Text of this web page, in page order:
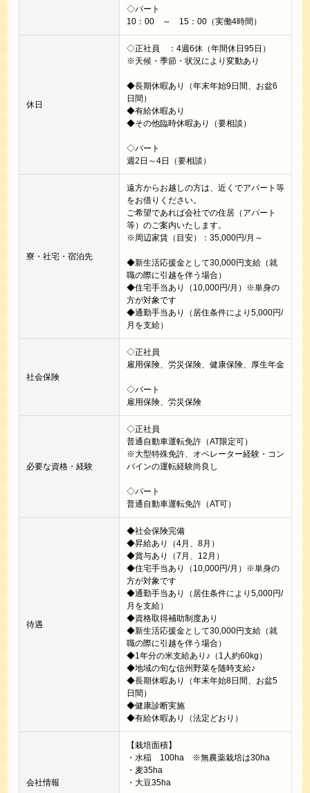
◇パート
10：00 ～ 15：00（実働4時間）
休日
◇正社員 ：4週6休（年間休日95日）
※天候・季節・状況により変動あり
◆長期休暇あり（年末年始9日間、お盆6
日間）
◆有給休暇あり
◆その他臨時休暇あり（要相談）
◇パート
週2日～4日（要相談）
寮・社宅・宿泊先
遠方からお越しの方は、近くでアパート等
をお借りください。
ご希望であれば会社での住居（アパート
等）のご案内いたします。
※周辺家賃（目安）：35,000円/月～
◆新生活応援金として30,000円支給（就
職の際に引越を伴う場合）
◆住宅手当あり（10,000円/月）※単身の
方が対象です
◆通勤手当あり（居住条件により5,000円/
月を支給）
社会保険
◇正社員
雇用保険、労災保険、健康保険、厚生年金
◇パート
雇用保険、労災保険
必要な資格・経験
◇正社員
普通自動車運転免許（AT限定可）
※大型特殊免許、オペレーター経験・コン
バインの運転経験尚良し
◇パート
普通自動車運転免許（AT可）
待遇
◆社会保険完備
◆昇給あり（4月、8月）
◆賞与あり（7月、12月）
◆住宅手当あり（10,000円/月）※単身の
方が対象です
◆通勤手当あり（居住条件により5,000円/
月を支給）
◆資格取得補助制度あり
◆新生活応援金として30,000円支給（就
職の際に引越を伴う場合）
◆1年分の米支給あり♪（1人約60kg）
◆地域の旬な信州野菜を随時支給♪
◆長期休暇あり（年末年始8日間、お盆5
日間）
◆健康診断実施
◆有給休暇あり（法定どおり）
会社情報
【栽培面積】
・水稲 100ha ※無農薬栽培は30ha
・麦35ha
・大豆35ha